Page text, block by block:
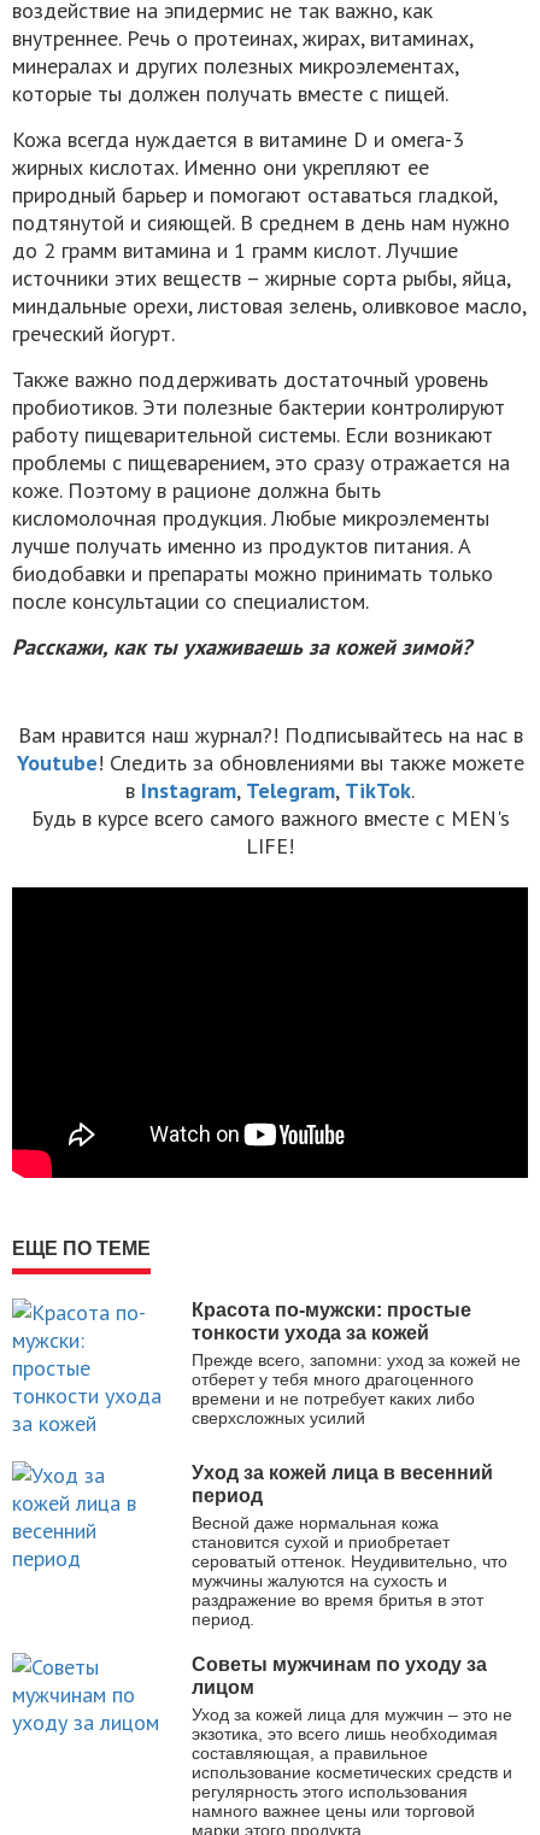
воздействие на эпидермис не так важно, как
внутреннее. Речь о протеинах, жирах, витаминах,
минералах и других полезных микроэлементах,
которые ты должен получать вместе с пищей.
Кожа всегда нуждается в витамине D и омега-3
жирных кислотах. Именно они укрепляют ее
природный барьер и помогают оставаться гладкой,
подтянутой и сияющей. В среднем в день нам нужно
до 2 грамм витамина и 1 грамм кислот. Лучшие
источники этих веществ – жирные сорта рыбы, яйца,
миндальные орехи, листовая зелень, оливковое масло,
греческий йогурт.
Также важно поддерживать достаточный уровень
пробиотиков. Эти полезные бактерии контролируют
работу пищеварительной системы. Если возникают
проблемы с пищеварением, это сразу отражается на
коже. Поэтому в рационе должна быть
кисломолочная продукция. Любые микроэлементы
лучше получать именно из продуктов питания. А
биодобавки и препараты можно принимать только
после консультации со специалистом.
Расскажи, как ты ухаживаешь за кожей зимой?
Вам нравится наш журнал?! Подписывайтесь на нас в
Youtube! Следить за обновлениями вы также можете
в Instagram, Telegram, TikTok.
Будь в курсе всего самого важного вместе с MEN's
LIFE!
ЕЩЕ ПО ТЕМЕ
Красота по-мужски: простые
тонкости ухода за кожей
Прежде всего, запомни: уход за кожей не
отберет у тебя много драгоценного
времени и не потребует каких либо
сверхсложных усилий
Уход за кожей лица в весенний
период
Весной даже нормальная кожа
становится сухой и приобретает
сероватый оттенок. Неудивительно, что
мужчины жалуются на сухость и
раздражение во время бритья в этот
период.
Советы мужчинам по уходу за
лицом
Уход за кожей лица для мужчин – это не
экзотика, это всего лишь необходимая
составляющая, а правильное
использование косметических средств и
регулярность этого использования
намного важнее цены или торговой
марки этого продукта.